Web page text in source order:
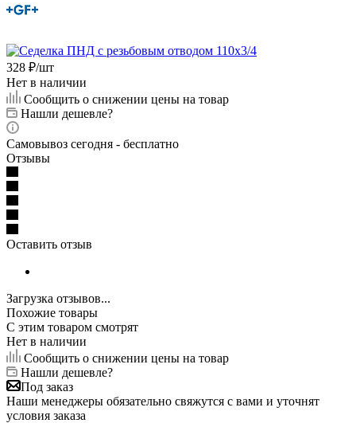
328 ₽/шт
Нет в наличии
Сообщить о снижении цены на товар
Нашли дешевле?
Самовывоз сегодня - бесплатно
Отзывы
Оставить отзыв
Загрузка отзывов...
Похожие товары
С этим товаром смотрят
Нет в наличии
Сообщить о снижении цены на товар
Нашли дешевле?
Под заказ
Наши менеджеры обязательно свяжутся с вами и уточнят
условия заказа